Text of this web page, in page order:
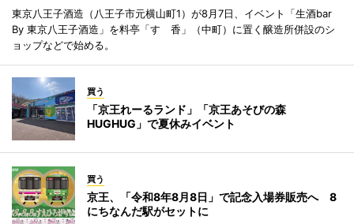
東京八王子酒造（八王子市元横山町1）が8月7日、イベント「生酒bar
By 東京八王子酒造」を料亭「すゞ香」（中町）に置く醸造所併設のシ
ョップなどで始める。
買う
「京王れーるランド」「京王あそびの森
HUGHUG」で夏休みイベント
買う
京王、「令和8年8月8日」で記念入場券販売へ 8
にちなんだ駅がセットに